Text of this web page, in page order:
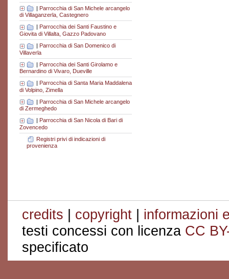
| Parrocchia di San Michele arcangelo
di Villaganzerla, Castegnero
Parrocchia dei Santi Faustino e
Giovita di Villalta, Gazzo Padovano
| Parrocchia di San Domenico di
Villaverla
| Parrocchia dei Santi Girolamo e
Bernardino di Vivaro, Dueville
| Parrocchia di Santa Maria Maddalena
di Volpino, Zimella
| Parrocchia di San Michele arcangelo
di Zermeghedo
Parrocchia di San Nicola di Bari di
Zovencedo
Registri privi di indicazioni di
provenienza
credits | copyright | informazioni
testi concessi con licenza CC
specificato